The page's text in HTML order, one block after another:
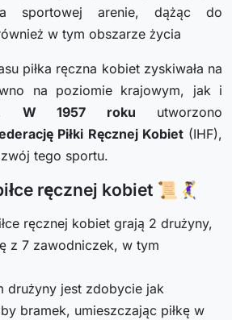
sportowej arenie, dążąc do
w tym obszarze życia
piłka ręczna kobiet zyskiwała na
na poziomie krajowym, jak i
W 1957 roku utworzono
Piłki Ręcznej Kobiet (IHF),
tego sportu.
ręcznej kobiet 📜🤾‍♀️
ręcznej kobiet grają 2 drużyny,
z 7 zawodniczek, w tym
drużyny jest zdobycie jak
bramek, umieszczając piłkę w